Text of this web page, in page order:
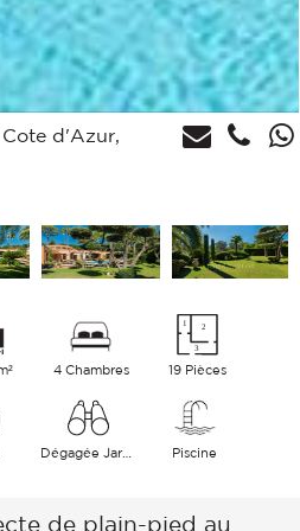
d'Azur,
4 Chambres 19 Pièces
Dégagée Jardin Piscine
de plain-pied au